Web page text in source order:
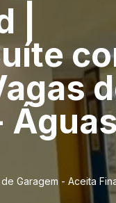
Garagem - Aceita